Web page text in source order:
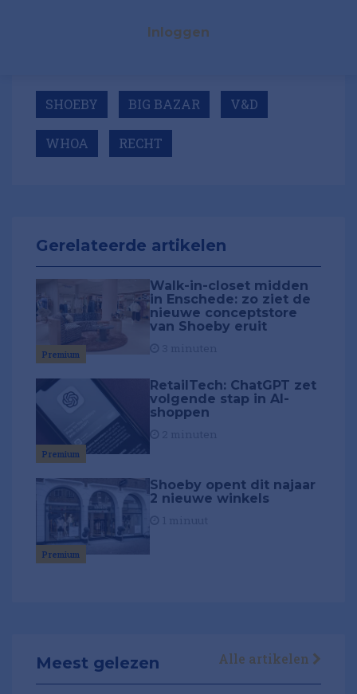
Inloggen
SHOEBY BIG BAZAR V&D
WHOA RECHT
Gerelateerde artikelen
Premium
Walk-in-closet midden
in Enschede: zo ziet de
nieuwe conceptstore
van Shoeby eruit
Premium
RetailTech: ChatGPT zet
volgende stap in AI-
shoppen
Premium
Shoeby opent dit najaar
2 nieuwe winkels
Meest gelezen Alle artikelen